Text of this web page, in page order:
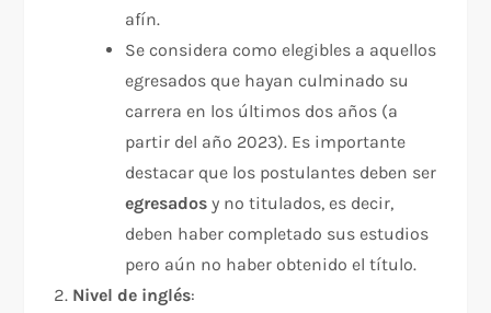
afín.
Se considera como elegibles a aquellos
egresados que hayan culminado su
carrera en los últimos dos años (a
partir del año 2023). Es importante
destacar que los postulantes deben ser
egresados y no titulados, es decir,
deben haber completado sus estudios
pero aún no haber obtenido el título.
Nivel de inglés: